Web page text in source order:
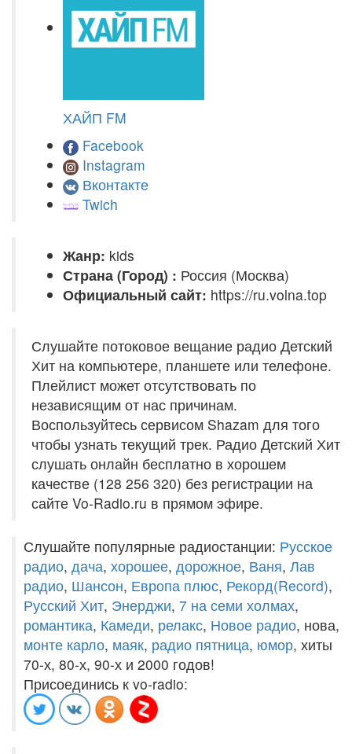
ХАЙП FM
Facebook
Instagram
Вконтакте
Twich
Жанр: kids
Страна (Город) : Россия (Москва)
Официальный сайт: https://ru.volna.top
Слушайте потоковое вещание радио Детский
Хит на компьютере, планшете или телефоне.
Плейлист может отсутствовать по
независящим от нас причинам.
Воспользуйтесь сервисом Shazam для того
чтобы узнать текущий трек. Радио Детский Хит
слушать онлайн бесплатно в хорошем
качестве (128 256 320) без регистрации на
сайте Vo-Radio.ru в прямом эфире.
Слушайте популярные радиостанции: Русское
радио, дача, хорошее, дорожное, Ваня, Лав
радио, Шансон, Европа плюс, Рекорд(Record),
Русский Хит, Энерджи, 7 на семи холмах,
романтика, Камеди, релакс, Новое радио, нова,
монте карло, маяк, радио пятница, юмор, хиты
70-х, 80-х, 90-х и 2000 годов!
Присоединись к vo-radio: